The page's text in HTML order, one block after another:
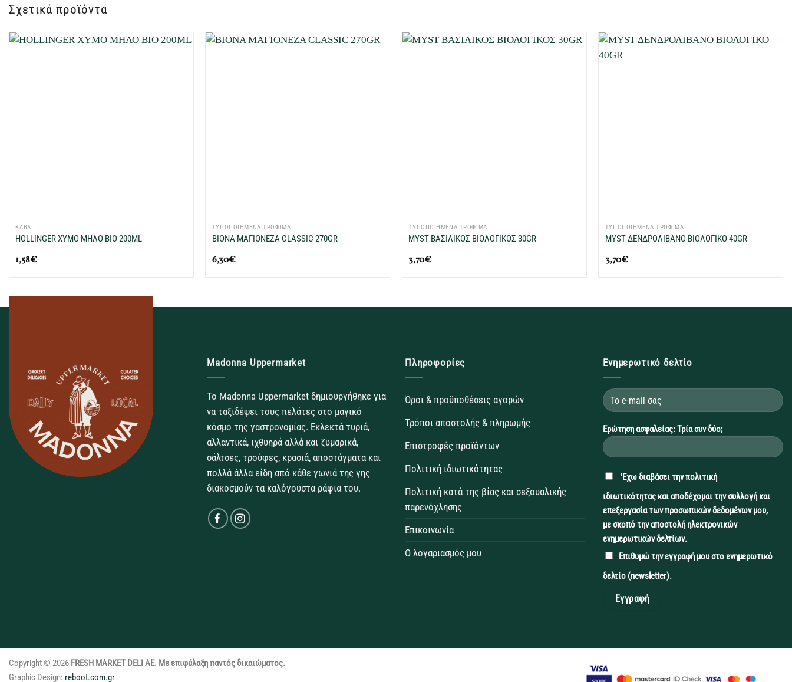
Σχετικά προϊόντα
ΚΑΒΑ
HOLLINGER ΧΥΜΟ ΜΗΛΟ ΒΙΟ 200ML
1,58€
ΤΥΠΟΠΟΙΗΜΕΝΑ ΤΡΟΦΙΜΑ
BIONA ΜΑΓΙΟΝΕΖΑ CLASSIC 270GR
6,30€
ΤΥΠΟΠΟΙΗΜΕΝΑ ΤΡΟΦΙΜΑ
MYST ΒΑΣΙΛΙΚΟΣ ΒΙΟΛΟΓΙΚΟΣ 30GR
3,70€
ΤΥΠΟΠΟΙΗΜΕΝΑ ΤΡΟΦΙΜΑ
MYST ΔΕΝΔΡΟΛΙΒΑΝΟ ΒΙΟΛΟΓΙΚΟ 40GR
3,70€
Madonna Uppermarket
Το Madonna Uppermarket δημιουργήθηκε για
να ταξιδέψει τους πελάτες στο μαγικό
κόσμο της γαστρονομίας. Εκλεκτά τυριά,
αλλαντικά, ιχθυηρά αλλά και ζυμαρικά,
σάλτσες, τρούφες, κρασιά, αποστάγματα και
πολλά άλλα είδη από κάθε γωνιά της γης
διακοσμούν τα καλόγουστα ράφια του.
Πληροφορίες
Όροι & προϋποθέσεις αγορών
Τρόποι αποστολής & πληρωμής
Επιστροφές προϊόντων
Πολιτική ιδιωτικότητας
Πολιτική κατά της βίας και σεξουαλικής
παρενόχλησης
Επικοινωνία
Ο λογαριασμός μου
Ενημερωτικό δελτίο
Ερώτηση ασφαλείας: Τρία συν δύο;
'Εχω διαβάσει τηνπολιτική
ιδιωτικότητας και αποδέχομαι την συλλογή και
επεξεργασία των προσωπικών δεδομένων μου,
με σκοπό την αποστολή ηλεκτρονικών
ενημερωτικών δελτίων.
Επιθυμώ την εγγραφή μου στο ενημερωτικό
δελτίο (newsletter).
Copyright © 2026 FRESH MARKET DELI ΑΕ. Με επιφύλαξη παντός δικαιώματος.
Graphic Design: reboot.com.gr